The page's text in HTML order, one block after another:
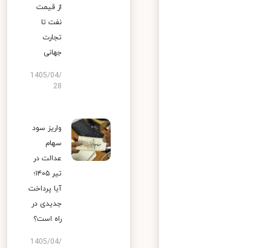
از قیمت
نفت تا
تجارت
جهانی
1405/04/
28
واریز سود
سهام
عدالت در
تیر ۱۴۰۵؛
آیا پرداخت
جدیدی در
راه است؟
1405/04/